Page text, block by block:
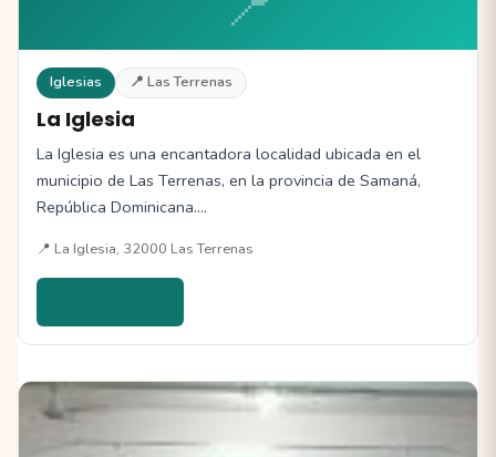
Iglesias 📍 Las Terrenas
La Iglesia
La Iglesia es una encantadora localidad ubicada en el
municipio de Las Terrenas, en la provincia de Samaná,
República Dominicana.…
📍 La Iglesia, 32000 Las Terrenas